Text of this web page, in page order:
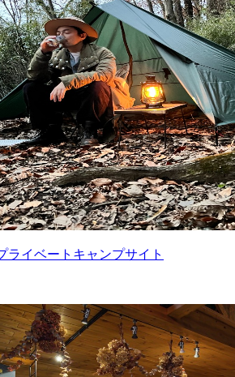
ライベートキャンプサイト